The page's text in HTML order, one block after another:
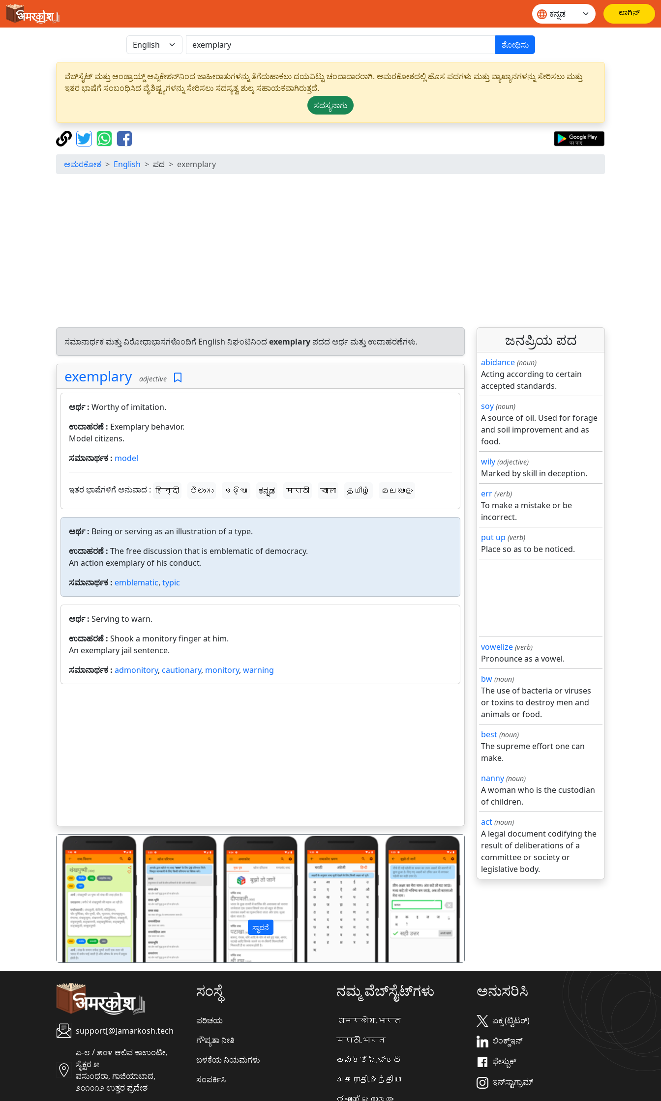
ಲಾಗಿನ್
ಶೋಧಿಸು
ವೆಬ್‌ಸೈಟ್ ಮತ್ತು ಆಂಡ್ರಾಯ್ಡ್ ಅಪ್ಲಿಕೇಶನ್‌ನಿಂದ ಜಾಹೀರಾತುಗಳನ್ನು ತೆಗೆದುಹಾಕಲು ದಯವಿಟ್ಟು ಚಂದಾದಾರರಾಗಿ. ಅಮರಕೋಶದಲ್ಲಿ ಹೊಸ ಪದಗಳು ಮತ್ತು ವ್ಯಾಖ್ಯಾನಗಳನ್ನು ಸೇರಿಸಲು ಮತ್ತು
ಇತರ ಭಾಷೆಗೆ ಸಂಬಂಧಿಸಿದ ವೈಶಿಷ್ಟ್ಯಗಳನ್ನು ಸೇರಿಸಲು ಸದಸ್ಯತ್ವ ಶುಲ್ಕ ಸಹಾಯಕವಾಗಿರುತ್ತದೆ.
ಸದಸ್ಯನಾಗು
ಅಮರಕೋಶ English ಪದ exemplary
ಸಮಾನಾರ್ಥಕ ಮತ್ತು ವಿರೋಧಾಭಾಸಗಳೊಂದಿಗೆ English ನಿಘಂಟಿನಿಂದ exemplary ಪದದ ಅರ್ಥ ಮತ್ತು ಉದಾಹರಣೆಗಳು.
exemplary adjective
ಅರ್ಥ : Worthy of imitation.
ಉದಾಹರಣೆ : Exemplary behavior.
Model citizens.
ಸಮಾನಾರ್ಥಕ : model
ಇತರ ಭಾಷೆಗಳಿಗೆ ಅನುವಾದ : हिन्दी తెలుగు ଓଡ଼ିଆ ಕನ್ನಡ मराठी বাংলা தமிழ் മലയാളം
ಅರ್ಥ : Being or serving as an illustration of a type.
ಉದಾಹರಣೆ : The free discussion that is emblematic of democracy.
An action exemplary of his conduct.
ಸಮಾನಾರ್ಥಕ : emblematic, typic
ಅರ್ಥ : Serving to warn.
ಉದಾಹರಣೆ : Shook a monitory finger at him.
An exemplary jail sentence.
ಸಮಾನಾರ್ಥಕ : admonitory, cautionary, monitory, warning
ಸ್ಥಾಪನೆ
पिछला अगला
ಜನಪ್ರಿಯ ಪದ
abidance (noun)
Acting according to certain
accepted standards.
soy (noun)
A source of oil. Used for forage
and soil improvement and as
food.
wily (adjective)
Marked by skill in deception.
err (verb)
To make a mistake or be
incorrect.
put up (verb)
Place so as to be noticed.
vowelize (verb)
Pronounce as a vowel.
bw (noun)
The use of bacteria or viruses
or toxins to destroy men and
animals or food.
best (noun)
The supreme effort one can
make.
nanny (noun)
A woman who is the custodian
of children.
act (noun)
A legal document codifying the
result of deliberations of a
committee or society or
legislative body.
support[@]amarkosh.tech
ಏ-೮ / ೫೦೪ ಆಲಿವ ಕಾಉಂಟೀ,
ಸೈಕ್ಟರ ೫
ವಸುಂಧರಾ, ಗಾಜಿಯಾಬಾದ,
೨೦೧೦೧೨ ಉತ್ತರ ಪ್ರದೇಶ
ಸಂಸ್ಥೆ
ಪರಿಚಯ
ಗೌಪ್ಯತಾ ನೀತಿ
ಬಳಕೆಯ ನಿಯಮಗಳು
ಸಂಪರ್ಕಿಸಿ
ನಮ್ಮ ವೆಬ್‌ಸೈಟ್‌ಗಳು
अमरकोश.भारत
मराठी.भारत
అమర్కోష్.భారత్
அகராதி.இந்தியா
ಅನುಸರಿಸಿ
ಏಕ್ಸ (ಟ್ವಿಟರ್)
ಲಿಂಕ್ಡ್‌ಇನ್
ಫೇಸ್ಬುಕ್
ಇನ್‌ಸ್ಟಾಗ್ರಾಮ್